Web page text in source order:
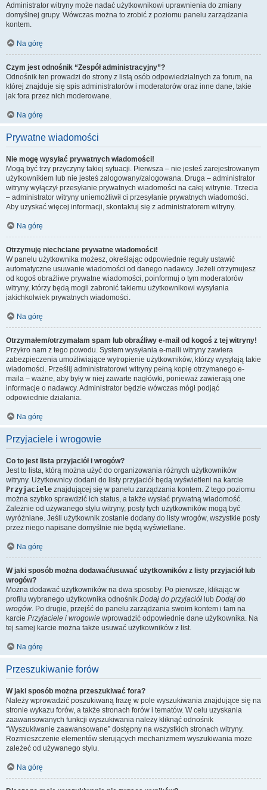
Administrator witryny może nadać użytkownikowi uprawnienia do zmiany
domyślnej grupy. Wówczas można to zrobić z poziomu panelu zarządzania
kontem.
Na górę
Czym jest odnośnik “Zespół administracyjny”?
Odnośnik ten prowadzi do strony z listą osób odpowiedzialnych za forum, na
której znajduje się spis administratorów i moderatorów oraz inne dane, takie
jak fora przez nich moderowane.
Na górę
Prywatne wiadomości
Nie mogę wysyłać prywatnych wiadomości!
Mogą być trzy przyczyny takiej sytuacji. Pierwsza – nie jesteś zarejestrowanym
użytkownikiem lub nie jesteś zalogowany/zalogowana. Druga – administrator
witryny wyłączył przesyłanie prywatnych wiadomości na całej witrynie. Trzecia
– administrator witryny uniemożliwił ci przesyłanie prywatnych wiadomości.
Aby uzyskać więcej informacji, skontaktuj się z administratorem witryny.
Na górę
Otrzymuję niechciane prywatne wiadomości!
W panelu użytkownika możesz, określając odpowiednie reguły ustawić
automatyczne usuwanie wiadomości od danego nadawcy. Jeżeli otrzymujesz
od kogoś obraźliwe prywatne wiadomości, poinformuj o tym moderatorów
witryny, którzy będą mogli zabronić takiemu użytkownikowi wysyłania
jakichkolwiek prywatnych wiadomości.
Na górę
Otrzymałem/otrzymałam spam lub obraźliwy e-mail od kogoś z tej witryny!
Przykro nam z tego powodu. System wysyłania e-maili witryny zawiera
zabezpieczenia umożliwiające wytropienie użytkowników, którzy wysyłają takie
wiadomości. Prześlij administratorowi witryny pełną kopię otrzymanego e-
maila – ważne, aby były w niej zawarte nagłówki, ponieważ zawierają one
informacje o nadawcy. Administrator będzie wówczas mógł podjąć
odpowiednie działania.
Na górę
Przyjaciele i wrogowie
Co to jest lista przyjaciół i wrogów?
Jest to lista, którą można użyć do organizowania różnych użytkowników
witryny. Użytkownicy dodani do listy przyjaciół będą wyświetleni na karcie
Przyjaciele znajdującej się w panelu zarządzania kontem. Z tego poziomu
można szybko sprawdzić ich status, a także wysłać prywatną wiadomość.
Zależnie od używanego stylu witryny, posty tych użytkowników mogą być
wyróżniane. Jeśli użytkownik zostanie dodany do listy wrogów, wszystkie posty
przez niego napisane domyślnie nie będą wyświetlane.
Na górę
W jaki sposób można dodawać/usuwać użytkowników z listy przyjaciół lub
wrogów?
Można dodawać użytkowników na dwa sposoby. Po pierwsze, klikając w
profilu wybranego użytkownika odnośnik Dodaj do przyjaciół lub Dodaj do
wrogów. Po drugie, przejść do panelu zarządzania swoim kontem i tam na
karcie Przyjaciele i wrogowie wprowadzić odpowiednie dane użytkownika. Na
tej samej karcie można także usuwać użytkowników z list.
Na górę
Przeszukiwanie forów
W jaki sposób można przeszukiwać fora?
Należy wprowadzić poszukiwaną frazę w pole wyszukiwania znajdujące się na
stronie wykazu forów, a także stronach forów i tematów. W celu uzyskania
zaawansowanych funkcji wyszukiwania należy kliknąć odnośnik
“Wyszukiwanie zaawansowane” dostępny na wszystkich stronach witryny.
Rozmieszczenie elementów sterujących mechanizmem wyszukiwania może
zależeć od używanego stylu.
Na górę